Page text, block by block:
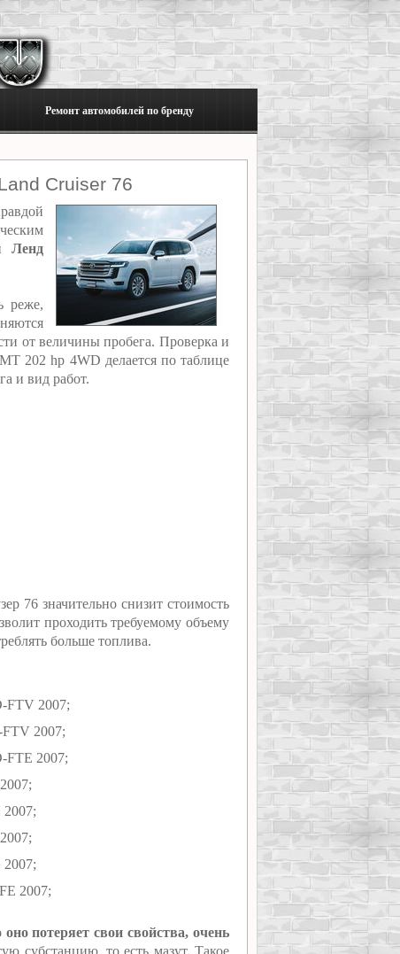
Ремонт автомобилей по бренду
Cruiser 76
Ленд
реже,
от величины пробега. Проверка и
202 hp 4WD делается по таблице
и вид работ.
76 значительно снизит стоимость
проходить требуемому объему
больше топлива.
FTV 2007;
2007;
FTE 2007;
2007;
потеряет свои свойства, очень
субстанцию, то есть мазут. Такое